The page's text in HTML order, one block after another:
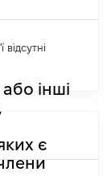
інші
є